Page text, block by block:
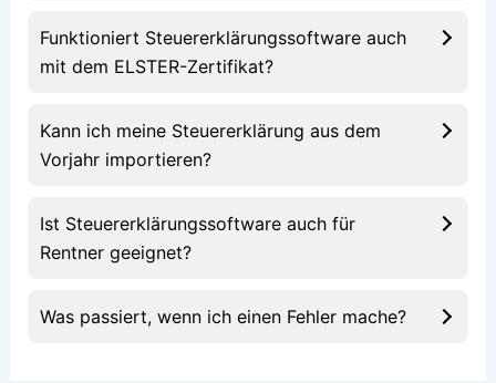
Funktioniert Steuererklärungssoftware auch
mit dem ELSTER-Zertifikat?
Kann ich meine Steuererklärung aus dem
Vorjahr importieren?
Ist Steuererklärungssoftware auch für
Rentner geeignet?
Was passiert, wenn ich einen Fehler mache?